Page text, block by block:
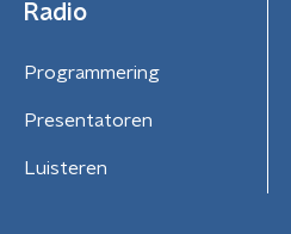
Radio
Programmering
Presentatoren
Luisteren